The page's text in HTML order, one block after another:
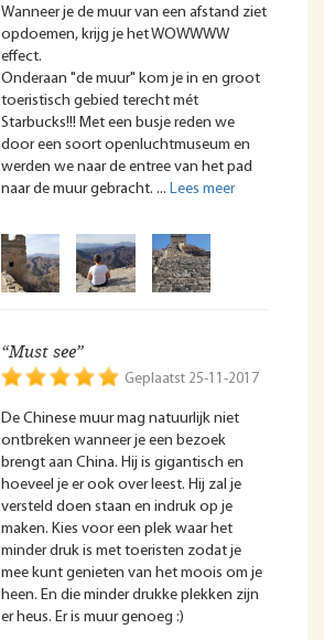
Wanneer je de muur van een afstand ziet
opdoemen, krijg je het WOWWWW
effect.
Onderaan "de muur" kom je in en groot
toeristisch gebied terecht mét
Starbucks!!! Met een busje reden we
door een soort openluchtmuseum en
werden we naar de entree van het pad
naar de muur gebracht.
“Must see”
Geplaatst 25-11-2017
De Chinese muur mag natuurlijk niet
ontbreken wanneer je een bezoek
brengt aan China. Hij is gigantisch en
hoeveel je er ook over leest. Hij zal je
versteld doen staan en indruk op je
maken. Kies voor een plek waar het
minder druk is met toeristen zodat je
mee kunt genieten van het moois om je
heen. En die minder drukke plekken zijn
er heus. Er is muur genoeg :)